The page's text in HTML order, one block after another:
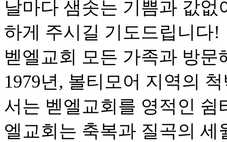
날마다 샘솟는 기쁨과 값
하게 주시길 기도드립니다!
벧엘교회 모든 가족과 방
1979년, 볼티모어 지역의
서는 벧엘교회를 영적인 쉼
엘교회는 축복과 질곡의